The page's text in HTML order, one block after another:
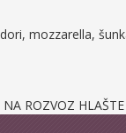
mozzarella,
ROZVOZ